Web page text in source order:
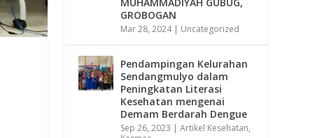
GROBOGAN
Mar 28, 2024| Uncategorized
Pendampingan Kelurahan
Sendangmulyo dalam
Peningkatan Literasi
Kesehatan mengenai
Demam Berdarah Dengue
Sep 26, 2023 |Artikel Kesehatan,